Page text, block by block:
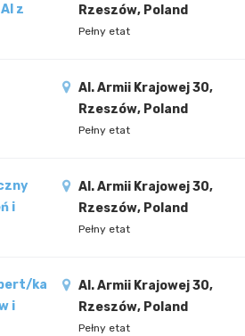
z
Rzeszów, Poland
Pełny etat
Al. Armii Krajowej 30,
Rzeszów, Poland
Pełny etat
i
Al. Armii Krajowej 30,
Rzeszów, Poland
Pełny etat
ka
i
Al. Armii Krajowej 30,
Rzeszów, Poland
Pełny etat